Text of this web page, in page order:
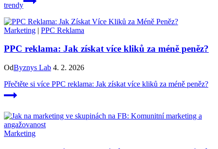
trendy
Marketing | PPC Reklama
PPC reklama: Jak získat více kliků za méně peněz?
OdByznys Lab 4. 2. 2026
Přečtěte si více PPC reklama: Jak získat více kliků za méně peněz?
Marketing